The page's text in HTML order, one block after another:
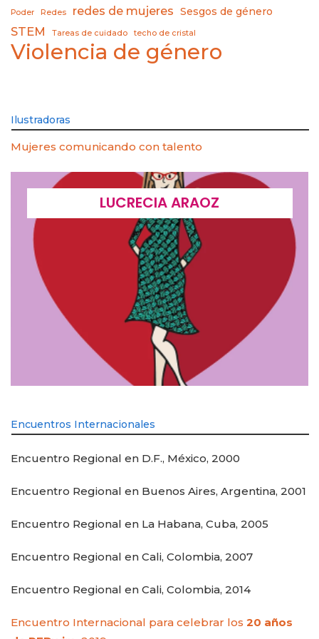
Poder Redes redes de mujeres Sesgos de género
STEM Tareas de cuidado techo de cristal
Violencia de género
Ilustradoras
Mujeres comunicando con talento
LUCRECIA ARAOZ
Encuentros Internacionales
Encuentro Regional en D.F., México, 2000
Encuentro Regional en Buenos Aires, Argentina, 2001
Encuentro Regional en La Habana, Cuba, 2005
Encuentro Regional en Cali, Colombia, 2007
Encuentro Regional en Cali, Colombia, 2014
Encuentro Internacional para celebrar los 20 años